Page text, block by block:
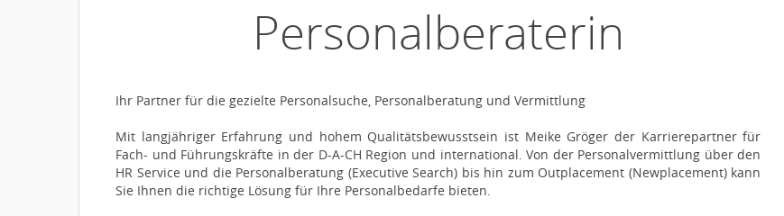
Personalberaterin
Ihr Partner für die gezielte Personalsuche, Personalberatung und Vermittlung
Mit langjähriger Erfahrung und hohem Qualitätsbewusstsein ist Meike Gröger der Karrierepartner für
Fach- und Führungskräfte in der D-A-CH Region und international. Von der Personalvermittlung über den
HR Service und die Personalberatung (Executive Search) bis hin zum Outplacement (Newplacement) kann
Sie Ihnen die richtige Lösung für Ihre Personalbedarfe bieten.